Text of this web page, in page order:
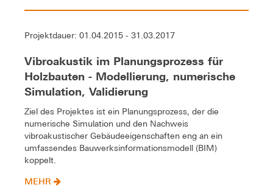
Projektdauer: 01.04.2015 - 31.03.2017
Vibroakustik im Planungsprozess für
Holzbauten - Modellierung, numerische
Simulation, Validierung
Ziel des Projektes ist ein Planungsprozess, der die
numerische Simulation und den Nachweis
vibroakustischer Gebäudeeigenschaften eng an ein
umfassendes Bauwerksinformationsmodell (BIM)
koppelt.
MEHR